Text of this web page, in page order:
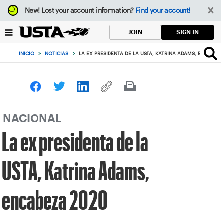
Enfoque
desde
botón
volver
principio
New!Lost your account information? Find your account!
JOIN SIGN IN
INICIO > NOTICIAS > LA EX PRESIDENTA DE LA USTA, KATRINA ADAMS,
NACIONAL
La ex presidenta de la
USTA, Katrina Adams,
encabeza 2020